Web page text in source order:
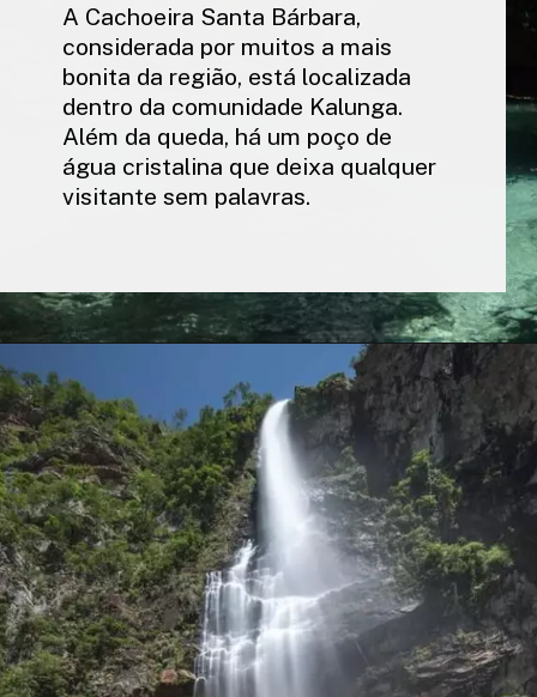
A Cachoeira Santa Bárbara,
considerada por muitos a mais
bonita da região, está localizada
dentro da comunidade Kalunga.
Além da queda, há um poço de
água cristalina que deixa qualquer
visitante sem palavras.